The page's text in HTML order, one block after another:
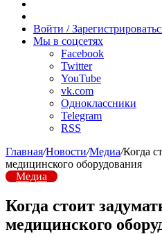
радио
Войти /
Мы в соцсетях
Facebook
Twitter
YouTube
vk.com
Одноклассники
Telegram
RSS
Главная/Новости/Медиа/Когда
медицинского оборудования
Медиа
Когда стоит
медицинского